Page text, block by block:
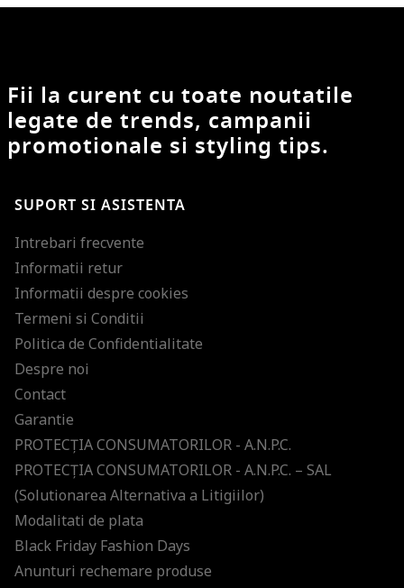
Fii la curent cu toate noutatile
legate de trends, campanii
promotionale si styling tips.
SUPORT SI ASISTENTA
Intrebari frecvente
Informatii retur
Informatii despre cookies
Termeni si Conditii
Politica de Confidentialitate
Despre noi
Contact
Garantie
PROTECŢIA CONSUMATORILOR - A.N.P.C.
PROTECŢIA CONSUMATORILOR - A.N.P.C. – SAL
(Solutionarea Alternativa a Litigiilor)
Modalitati de plata
Black Friday Fashion Days
Anunturi rechemare produse